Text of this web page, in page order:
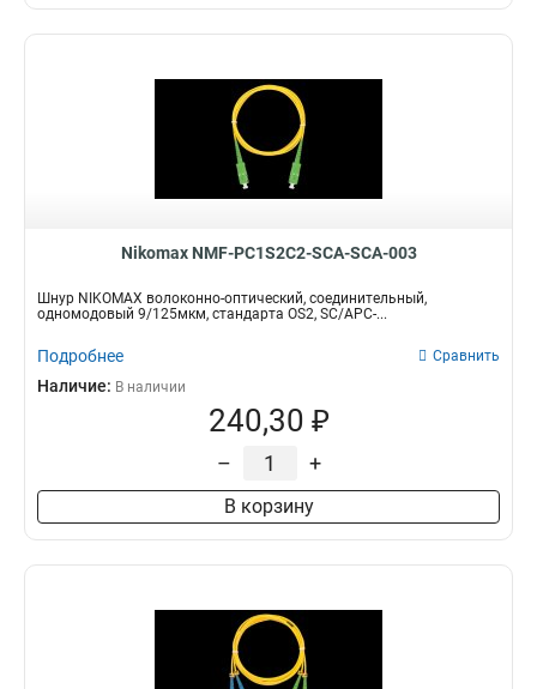
Nikomax NMF-PC1S2C2-SCA-SCA-003
Шнур NIKOMAX волоконно-оптический, соединительный,
одномодовый 9/125мкм, стандарта OS2, SC/APC-...
Подробнее Сравнить
Наличие: В наличии
240,30 ₽
– +
В корзину